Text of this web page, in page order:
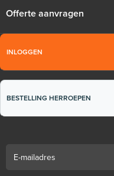
Offerte aanvragen
INLOGGEN
BESTELLING HERROEPEN